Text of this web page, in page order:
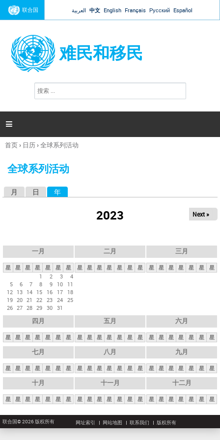
Jump to navigation
联合国 العربية 中文 English Français Русский Español
难民和移民
搜
索

你
这
首页› 日历›全球系列活动
全球系列活动
月 日 年
2023 Next »
一月
星 星 星 星 星 星
星
1
2 3
4
5
6 7 8 9 10
11
12 13 14 15 16 17
18
19 20 21 22 23 24 25
26 27 28 29 30 31
二月
星 星 星 星 星 星 星
三月
星 星 星 星 星 星 星
四月
星 星 星 星 星 星 星
五月
星 星 星 星 星 星 星
六月
星 星 星 星 星 星 星
七月
星 星 星 星 星 星 星
八月
星 星 星 星 星 星 星
九月
星 星 星 星 星 星 星
十月
星 星 星 星 星 星 星
十一月
星 星 星 星 星 星 星
十二月
星 星 星 星 星 星 星
联合国© 2026 版权所有 网址索引 网站地图 联系我们 版权所有